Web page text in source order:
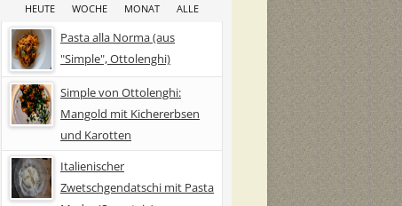
HEUTE WOCHE MONAT ALLE
Pasta alla Norma (aus
"Simple", Ottolenghi)
Simple von Ottolenghi:
Mangold mit Kichererbsen
und Karotten
Italienischer
Zwetschgendatschi mit Pasta